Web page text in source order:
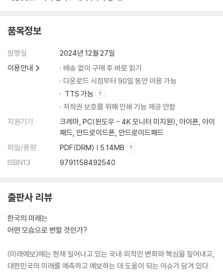
미래 기술 트렌드와 대한민국의 준비
2. 지속 가능한 경제 발전 전략
대한민국의 경제 현황
지속 가능한 경제 발전의 중요성
녹색 경제와 환경 친화 전략
3. 사회적 포용성 확대
다양성 인정과 포용적 사회 구축
노동 시장의 포용성 확대
4. 국제 협력과 대외 정책
대한민국의 대외 정책 현황
제4장 미래를 위한 정책 제안
1. 미래 발전을 위한 연구개발 지원
기술 변화 트렌드와 연구개발 전망
정부의 기업 연구개발 촉진 전략
연구개발 인프라 및 투자 확대 전략
품목정보
발행일
2024년 12월 27일
이용안내
배송 없이 구매 후 바로 읽기
다운로드 시점부터 90일 동안 이용 가능
TTS 가능
저작권 보호를 위해 인쇄 기능 제공 안함
지원기기
크레마, PC(윈도우 - 4K 모니터 미지원), 아이폰, 아이
패드, 안드로이드폰, 안드로이드패드
파일/용량
PDF(DRM) | 5.14MB
ISBN13
9791158492540
출판사 리뷰
한국의 미래는
어떤 모습으로 변할 것인가?
〈미래예보〉에는 현재 일어나고 있는 국내·외적인 변화와 핵심을 짚어내고,
대한민국의 미래를 예측하고 예보하는 데 도움이 되는 이슈가 담겨 있다.